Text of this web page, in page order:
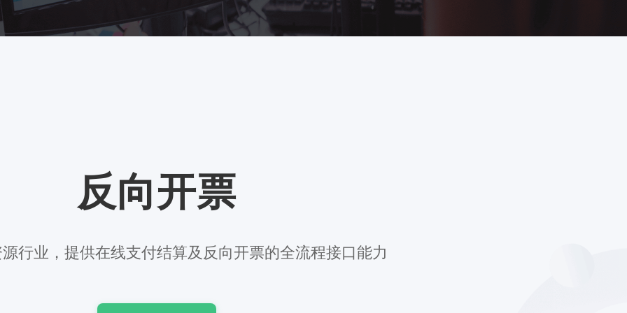
反向开票
行业，提供在线支付结算及反向开票的全流程接口能力